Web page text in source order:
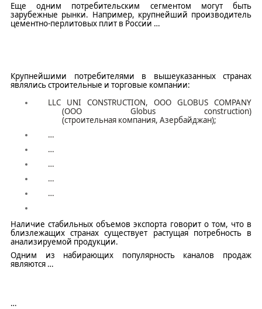
Еще одним потребительским сегментом могут быть
зарубежные рынки. Например, крупнейший производитель
цементно-перлитовых плит в России …
Крупнейшими потребителями в вышеуказанных странах
являлись строительные и торговые компании:
LLC UNI CONSTRUCTION, ООО GLOBUS COMPANY
(ООО Globus construction)
(строительная компания, Азербайджан);
…
…
…
…
…
Наличие стабильных объемов экспорта говорит о том, что в
близлежащих странах существует растущая потребность в
анализируемой продукции.
Одним из набирающих популярность каналов продаж
являются …
…